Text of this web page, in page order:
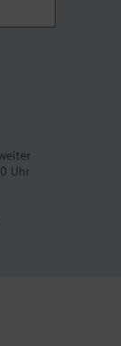
Uhr